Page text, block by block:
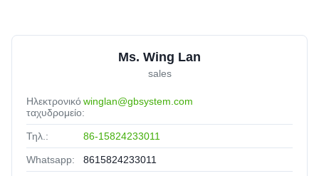
Ms. Wing Lan
sales
Ηλεκτρονικό
ταχυδρομείο:
winglan@gbsystem.com
Τηλ.: 86-15824233011
Whatsapp: 8615824233011